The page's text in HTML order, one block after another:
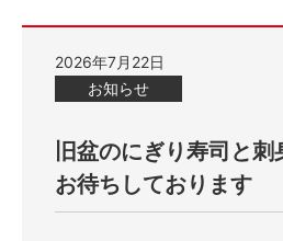
2026年7月22日
お知らせ
旧盆のにぎり寿司と
お待ちしております